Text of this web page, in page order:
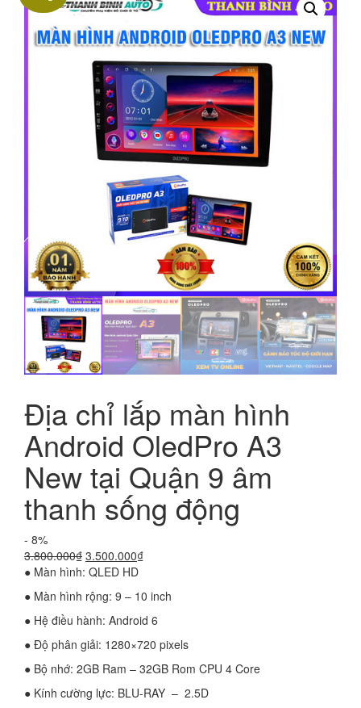
Địa chỉ lắp màn hình
Android OledPro A3
New tại Quận 9 âm
thanh sống động
- 8%
3.800.000₫ Giá
gốc
3.800.000₫.
3.500.000₫Giá
là:
3.500.000₫.
● Màn hình: QLED HD
● Màn hình rộng: 9 – 10 inch
● Hệ điều hành: Android 6
● Độ phân giải: 1280×720 pixels
● Bộ nhớ: 2GB Ram – 32GB Rom CPU 4 Core
● Kính cường lực: BLU-RAY – 2.5D